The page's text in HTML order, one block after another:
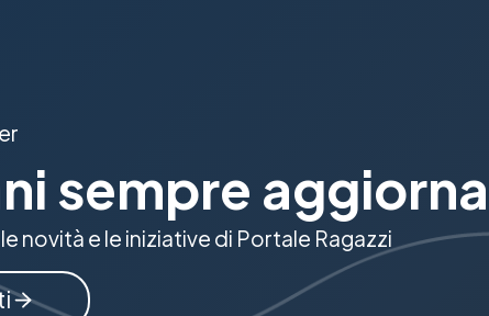
sempre
novità e le iniziative di Portale Ragazzi